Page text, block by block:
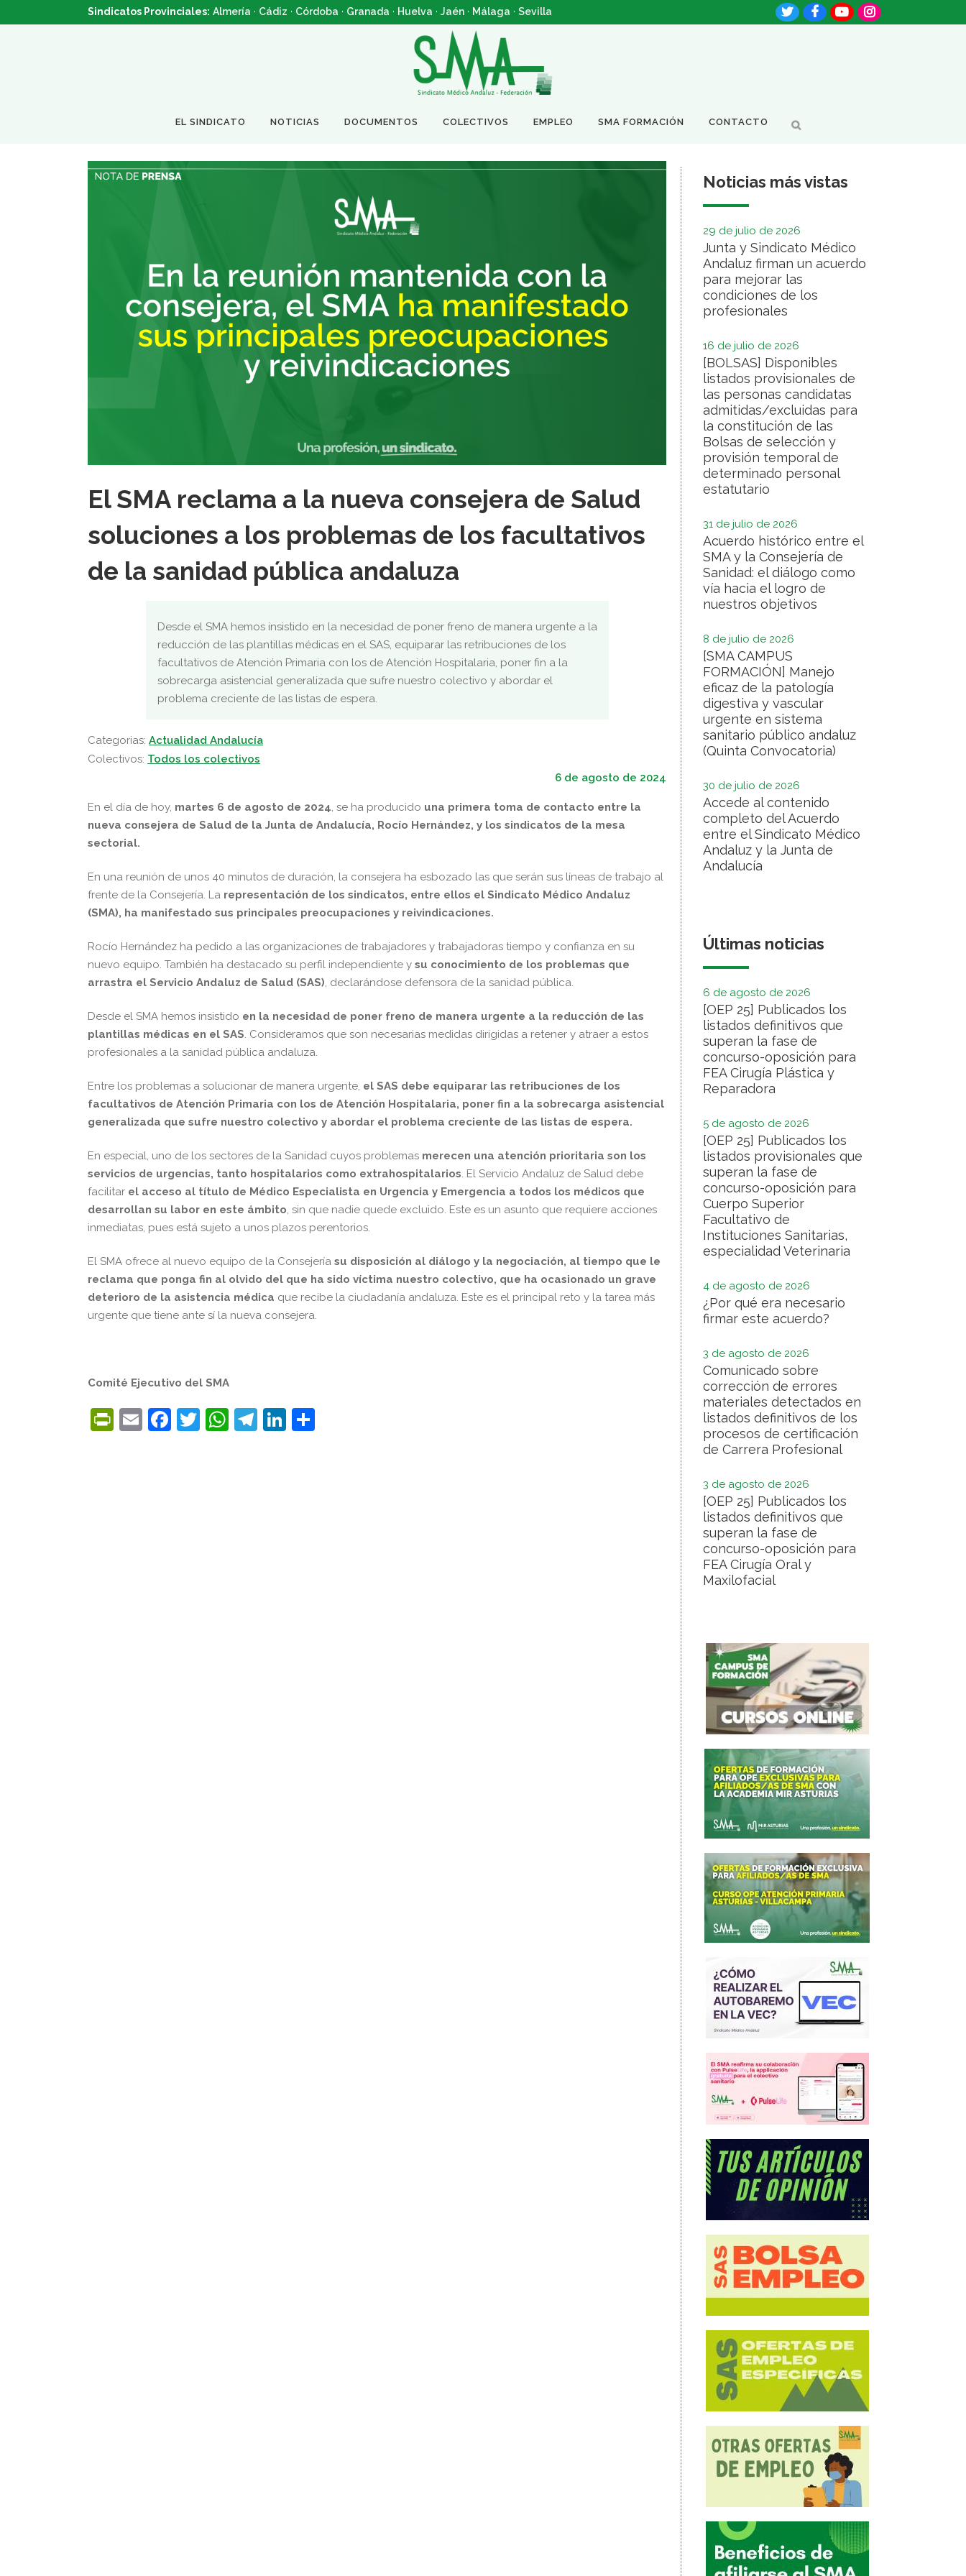
Sindicatos Provinciales: Almería · Cádiz · Córdoba · Granada · Huelva · Jaén · Málaga · Sevilla
EL SINDICATO NOTICIAS DOCUMENTOS COLECTIVOS EMPLEO SMA FORMACIÓN CONTACTO
El SMA reclama a la nueva consejera de Salud
soluciones a los problemas de los facultativos
de la sanidad pública andaluza
Desde el SMA hemos insistido en la necesidad de poner freno de manera urgente a la
reducción de las plantillas médicas en el SAS, equiparar las retribuciones de los
facultativos de Atención Primaria con los de Atención Hospitalaria, poner fin a la
sobrecarga asistencial generalizada que sufre nuestro colectivo y abordar el
problema creciente de las listas de espera.
Categorias: Actualidad Andalucía
Colectivos: Todos los colectivos
6 de agosto de 2024
En el día de hoy, martes 6 de agosto de 2024, se ha producido una primera toma de contacto entre la
nueva consejera de Salud de la Junta de Andalucía, Rocío Hernández, y los sindicatos de la mesa
sectorial.
En una reunión de unos 40 minutos de duración, la consejera ha esbozado las que serán sus líneas de trabajo al
frente de la Consejería. La representación de los sindicatos, entre ellos el Sindicato Médico Andaluz
(SMA), ha manifestado sus principales preocupaciones y reivindicaciones.
Rocío Hernández ha pedido a las organizaciones de trabajadores y trabajadoras tiempo y confianza en su
nuevo equipo. También ha destacado su perfil independiente y su conocimiento de los problemas que
arrastra el Servicio Andaluz de Salud (SAS), declarándose defensora de la sanidad pública.
Desde el SMA hemos insistido en la necesidad de poner freno de manera urgente a la reducción de las
plantillas médicas en el SAS. Consideramos que son necesarias medidas dirigidas a retener y atraer a estos
profesionales a la sanidad pública andaluza.
Entre los problemas a solucionar de manera urgente, el SAS debe equiparar las retribuciones de los
facultativos de Atención Primaria con los de Atención Hospitalaria, poner fin a la sobrecarga asistencial
generalizada que sufre nuestro colectivo y abordar el problema creciente de las listas de espera.
En especial, uno de los sectores de la Sanidad cuyos problemas merecen una atención prioritaria son los
servicios de urgencias, tanto hospitalarios como extrahospitalarios. El Servicio Andaluz de Salud debe
facilitar el acceso al título de Médico Especialista en Urgencia y Emergencia a todos los médicos que
desarrollan su labor en este ámbito, sin que nadie quede excluido. Este es un asunto que requiere acciones
inmediatas, pues está sujeto a unos plazos perentorios.
El SMA ofrece al nuevo equipo de la Consejería su disposición al diálogo y la negociación, al tiempo que le
reclama que ponga fin al olvido del que ha sido víctima nuestro colectivo, que ha ocasionado un grave
deterioro de la asistencia médica que recibe la ciudadanía andaluza. Este es el principal reto y la tarea más
urgente que tiene ante sí la nueva consejera.
Comité Ejecutivo del SMA
PrintFriendly
EmailFacebook
Twitter
WhatsApp
Telegram
LinkedIn
Noticias más vistas
29 de julio de 2026
Junta y Sindicato Médico
Andaluz firman un acuerdo
para mejorar las
condiciones de los
profesionales
16 de julio de 2026
[BOLSAS] Disponibles
listados provisionales de
las personas candidatas
admitidas/excluidas para
la constitución de las
Bolsas de selección y
provisión temporal de
determinado personal
estatutario
31 de julio de 2026
Acuerdo histórico entre el
SMA y la Consejería de
Sanidad: el diálogo como
vía hacia el logro de
nuestros objetivos
8 de julio de 2026
[SMA CAMPUS
FORMACIÓN] Manejo
eficaz de la patología
digestiva y vascular
urgente en sistema
sanitario público andaluz
(Quinta Convocatoria)
30 de julio de 2026
Accede al contenido
completo del Acuerdo
entre el Sindicato Médico
Andaluz y la Junta de
Andalucía
Últimas noticias
6 de agosto de 2026
[OEP 25] Publicados los
listados definitivos que
superan la fase de
concurso-oposición para
FEA Cirugía Plástica y
Reparadora
5 de agosto de 2026
[OEP 25] Publicados los
listados provisionales que
superan la fase de
concurso-oposición para
Cuerpo Superior
Facultativo de
Instituciones Sanitarias,
especialidad Veterinaria
4 de agosto de 2026
¿Por qué era necesario
firmar este acuerdo?
3 de agosto de 2026
Comunicado sobre
corrección de errores
materiales detectados en
listados definitivos de los
procesos de certificación
de Carrera Profesional
3 de agosto de 2026
[OEP 25] Publicados los
listados definitivos que
superan la fase de
concurso-oposición para
FEA Cirugía Oral y
Maxilofacial